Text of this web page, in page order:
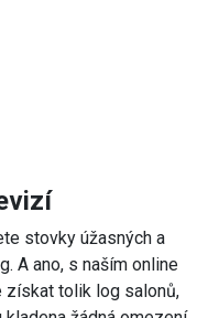
stovky úžasných a
A ano, s naším online
získat tolik log salonů,